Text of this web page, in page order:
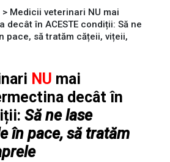
> Medicii veterinari NU mai
decât în ACESTE condiții: Să ne
pace, să tratăm cățeii, vițeii,
NU mai
decât în
Să ne lase
în pace, să tratăm